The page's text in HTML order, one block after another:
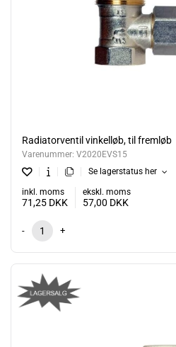
Radiatorventil vinkelløb, til fremløb
Varenummer: V2020EVS15
Se lagerstatus her
inkl. moms
71,25 DKK
ekskl. moms
57,00 DKK
- +